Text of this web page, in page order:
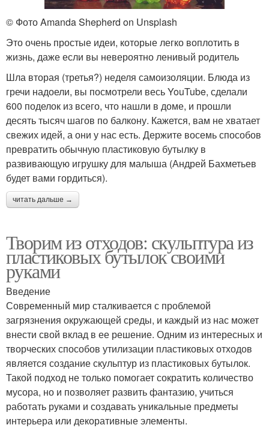
© Фото Amanda Shepherd on Unsplash
Это очень простые идеи, которые легко воплотить в
жизнь, даже если вы невероятно ленивый родитель
Шла вторая (третья?) неделя самоизоляции. Блюда из
гречи надоели, вы посмотрели весь YouTube, сделали
600 поделок из всего, что нашли в доме, и прошли
десять тысяч шагов по балкону. Кажется, вам не хватает
свежих идей, а они у нас есть. Держите восемь способов
превратить обычную пластиковую бутылку в
развивающую игрушку для малыша (Андрей Бахметьев
будет вами гордиться).
читать дальше →
Творим из отходов: скульптура из
пластиковых бутылок своими
руками
Введение
Современный мир сталкивается с проблемой
загрязнения окружающей среды, и каждый из нас может
внести свой вклад в ее решение. Одним из интересных и
творческих способов утилизации пластиковых отходов
является создание скульптур из пластиковых бутылок.
Такой подход не только помогает сократить количество
мусора, но и позволяет развить фантазию, учиться
работать руками и создавать уникальные предметы
интерьера или декоративные элементы.